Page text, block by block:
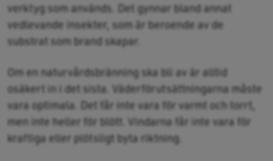
verktyg som används. Det gynnar bland annat
vedlevande insekter, som är beroende av de
substrat som brand skapar.
Om en naturvårdsbränning ska bli av är alltid
osäkert in i det sista. Väderförutsättningarna måste
vara optimala. Det får inte vara för varmt och torrt,
men inte heller för blött. Vindarna får inte vara för
kraftiga eller plötsligt byta riktning.